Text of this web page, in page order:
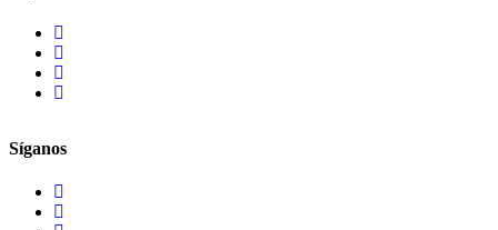
Síganos